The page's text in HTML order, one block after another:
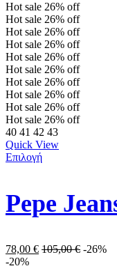
Hot sale 26% off
Hot sale 26% off
Hot sale 26% off
Hot sale 26% off
Hot sale 26% off
Hot sale 26% off
Hot sale 26% off
Hot sale 26% off
Hot sale 26% off
Hot sale 26% off
40 41 42 43
Quick View
Επιλογή
78,00 € 105,00€ -26%
-20%